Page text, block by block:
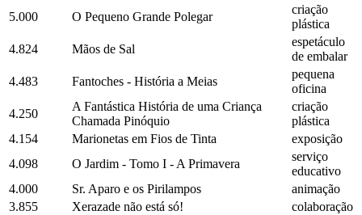
5.000
O Pequeno Grande Polegar
criação
plástica
4.824
Mãos de Sal
espetáculo
de embalar
4.483
Fantoches - História a Meias
pequena
oficina
4.250
A Fantástica História de uma Criança
Chamada Pinóquio
criação
plástica
4.154
Marionetas em Fios de Tinta
exposição
4.098
O Jardim - Tomo I - A Primavera
serviço
educativo
4.000
Sr. Aparo e os Pirilampos
animação
3.855
Xerazade não está só!
colaboração